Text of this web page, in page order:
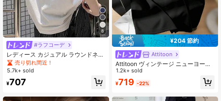
8
#ラフコーデ
レディース カジュアル ラウンドネッ
ク ルーズフィット レター&ハート プ
リント 半袖Tシャツ、春夏に活躍 ホ
売り切れ間近！
5.7k+ sold
¥707
¥204 節約
Attitoon
Attitoon ヴィンテージ ニューヨーク
レオパード プリント ラウンドネック
ルーズフィット 半袖レディースTシ
ャツ
1.2k+ sold
¥719 -22%